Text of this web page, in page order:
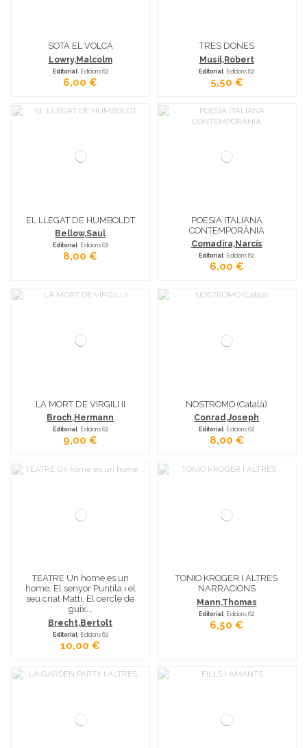
SOTA EL VOLCÁ
Lowry,Malcolm
Editorial: Edicions 62
6,00 €
TRES DONES
Musil,Robert
Editorial: Edicions 62
5,50 €
EL LLEGAT DE HUMBOLDT
Bellow,Saul
Editorial: Edicions 62
8,00 €
POESIA ITALIANA
CONTEMPORÀNIA
Comadira,Narcís
Editorial: Edicions 62
6,00 €
LA MORT DE VIRGILI II
Broch,Hermann
Editorial: Edicions 62
9,00 €
NOSTROMO (Català)
Conrad,Joseph
Editorial: Edicions 62
8,00 €
TEATRE Un home es un
home, El senyor Puntila i el
seu criat Matti, El cercle de
guix...
Brecht,Bertolt
Editorial: Edicions 62
10,00 €
TONIO KROGER I ALTRES
NARRACIONS
Mann,Thomas
Editorial: Edicions 62
6,50 €